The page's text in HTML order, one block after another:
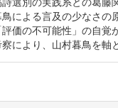
による言及の少なさ
価の不可能性」の自
により、山村暮鳥を軸